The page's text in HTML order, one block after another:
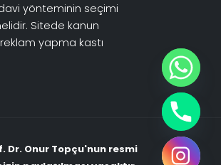
yönteminin seçimi
Sitede kanun
yapma kastı
Dr. Onur Topçu'nun resmi